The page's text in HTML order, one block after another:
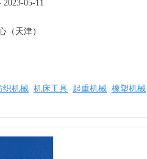
2023-05-11
（天津）
织机械 机床工具 起重机械 橡塑机械